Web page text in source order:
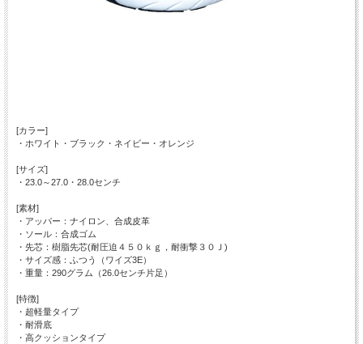
[カラー]
・ホワイト・ブラック・ネイビー・オレンジ
[サイズ]
・23.0～27.0・28.0センチ
[素材]
・アッパー：ナイロン、合成皮革
・ソール：合成ゴム
・先芯：樹脂先芯(耐圧迫４５０ｋｇ，耐衝撃３０Ｊ)
・サイズ感：ふつう（ワイズ3E）
・重量：290グラム（26.0センチ片足）
[特徴]
・超軽量タイプ
・耐滑底
・高クッションタイプ